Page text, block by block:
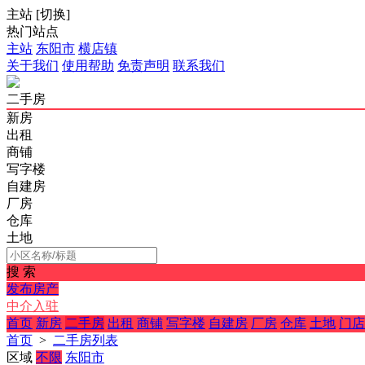
主站 [切换]
热门站点
主站 东阳市 横店镇
关于我们 使用帮助 免责声明 联系我们
二手房
新房
出租
商铺
写字楼
自建房
厂房
仓库
土地
搜 索
发布房产
中介入驻
首页 新房 二手房 出租 商铺 写字楼 自建房 厂房 仓库 土地 门店
首页 > 二手房列表
区域 不限 东阳市